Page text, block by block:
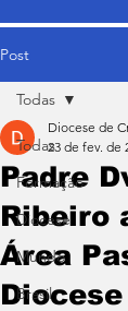
Post
Todas
Formação
Diocese
Mundo
Brasil
Todas
Padre
Ribeiro
Área
Diocese de
23 de fev. de